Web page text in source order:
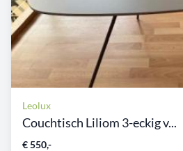
Leolux
Couchtisch Liliom 3-eckig v...
€ 550,-